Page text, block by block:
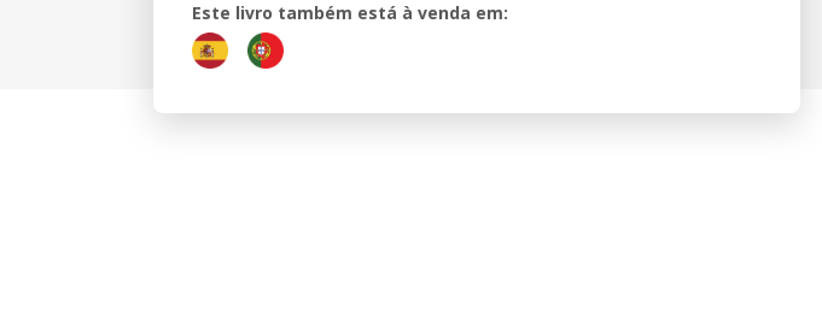
Este livro também está à venda em: